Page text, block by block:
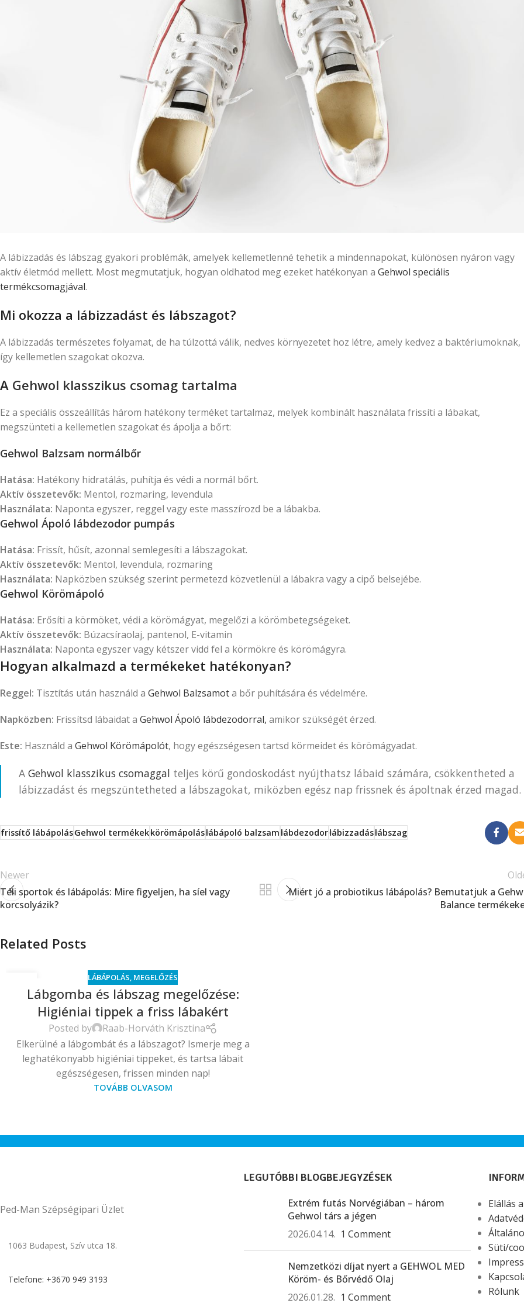
A lábizzadás és lábszag gyakori problémák, amelyek kellemetlenné tehetik a mindennapokat, különösen nyáron vagy
aktív életmód mellett. Most megmutatjuk, hogyan oldhatod meg ezeket hatékonyan a Gehwol speciális
termékcsomagjával.
Mi okozza a lábizzadást és lábszagot?
A lábizzadás természetes folyamat, de ha túlzottá válik, nedves környezetet hoz létre, amely kedvez a baktériumoknak,
így kellemetlen szagokat okozva.
A Gehwol klasszikus csomag tartalma
Ez a speciális összeállítás három hatékony terméket tartalmaz, melyek kombinált használata frissíti a lábakat,
megszünteti a kellemetlen szagokat és ápolja a bőrt:
Gehwol Balzsam normálbőr
Hatása: Hatékony hidratálás, puhítja és védi a normál bőrt.
Aktív összetevők: Mentol, rozmaring, levendula
Használata: Naponta egyszer, reggel vagy este masszírozd be a lábakba.
Gehwol Ápoló lábdezodor pumpás
Hatása: Frissít, hűsít, azonnal semlegesíti a lábszagokat.
Aktív összetevők: Mentol, levendula, rozmaring
Használata: Napközben szükség szerint permetezd közvetlenül a lábakra vagy a cipő belsejébe.
Gehwol Körömápoló
Hatása: Erősíti a körmöket, védi a körömágyat, megelőzi a körömbetegségeket.
Aktív összetevők: Búzacsíraolaj, pantenol, E-vitamin
Használata: Naponta egyszer vagy kétszer vidd fel a körmökre és körömágyra.
Hogyan alkalmazd a termékeket hatékonyan?
Reggel: Tisztítás után használd a Gehwol Balzsamota bőr puhítására és védelmére.
Napközben: Frissítsd lábaidat a Gehwol Ápoló lábdezodorral, amikor szükségét érzed.
Este: Használd a Gehwol Körömápolót, hogy egészségesen tartsd körmeidet és körömágyadat.
A Gehwol klasszikus csomaggal teljes körű gondoskodást nyújthatsz lábaid számára, csökkentheted a
lábizzadást és megszüntetheted a lábszagokat, miközben egész nap frissnek és ápoltnak érzed magad.
frissítő lábápolásGehwol termékekkörömápoláslábápoló balzsamlábdezodorlábizzadáslábszag
Newer
Téli sportok és lábápolás: Mire figyeljen, ha síel vagy
korcsolyázik?
Miért jó a probiotikus lábápolás? Bemutatjuk a
Balance
Related Posts
MÁRC
LÁBÁPOLÁS, MEGELŐZÉS
Lábgomba és lábszag megelőzése:
Higiéniai tippek a friss lábakért
Posted by
Raab-Horváth Krisztina
Elkerülné a lábgombát és a lábszagot? Ismerje meg a
leghatékonyabb higiéniai tippeket, és tartsa lábait
egészségesen, frissen minden nap!
TOVÁBB OLVASOM
Ped-Man Szépségipari Üzlet
1063 Budapest, Szív utca 18.
Telefone: +3670 949 3193
LEGUTÓBBI BLOGBEJEGYZÉSEK
Extrém futás Norvégiában – három
Gehwol társ a jégen
2026.04.14. 1 Comment
Nemzetközi díjat nyert a GEHWOL MED
Köröm- és Bőrvédő Olaj
2026.01.28. 1 Comment
Elállás
Süti/
Rólunk